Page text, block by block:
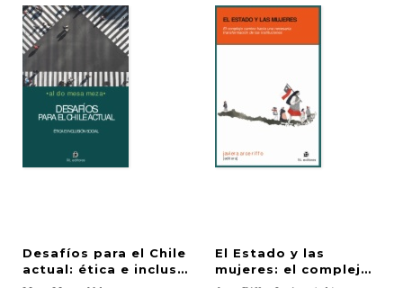
Desafíos para el Chile
actual: ética e inclusión social
El Estado y las
mujeres: el complejo